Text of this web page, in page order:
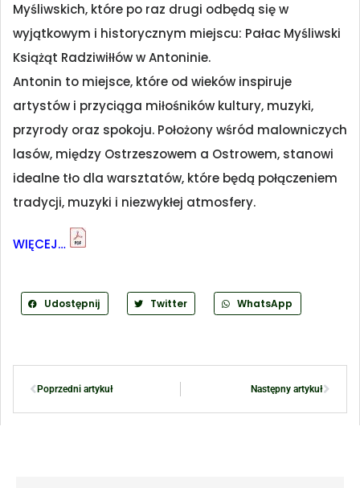
Myśliwskich, które po raz drugi odbędą się w
wyjątkowym i historycznym miejscu: Pałac Myśliwski
Książąt Radziwiłłów w Antoninie.
Antonin to miejsce, które od wieków inspiruje
artystów i przyciąga miłośników kultury, muzyki,
przyrody oraz spokoju. Położony wśród malowniczych
lasów, między Ostrzeszowem a Ostrowem, stanowi
idealne tło dla warsztatów, które będą połączeniem
tradycji, muzyki i niezwykłej atmosfery.
WIĘCEJ…
Udostępnij Twitter WhatsApp
Poprzedni artykuł Następny artykuł